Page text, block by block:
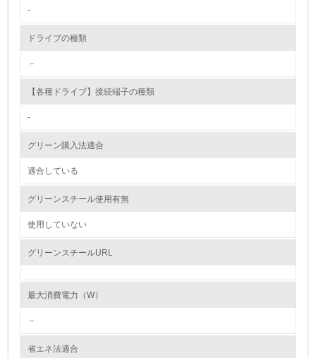
第三者認証を取得している
油、ガス）の使用量削減の取り組みを行っている
<L2> 資源とエネルギーの使用量の把握をし、具体的な削
環境配慮型製品・サービスの製造・販売
行っている
-
ドライブの種類
－
【各種ドライブ】接続端子の種類
-
グリーン購入法適合
適合している
グリーンスチール使用有無
使用していない
グリーンスチールURL
最大消費電力（W）
－
省エネ法適合